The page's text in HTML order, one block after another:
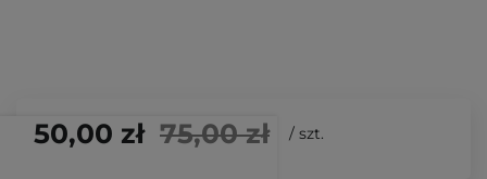
50,00 zł 75,00 zł / szt.